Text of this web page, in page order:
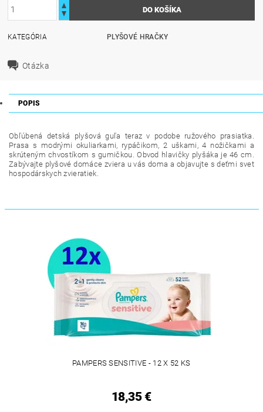
KATEGÓRIA PLYŠOVÉ HRAČKY
Otázka
POPIS
Obľúbená detská plyšová guľa teraz v podobe ružového prasiatka.
Prasa s modrými okuliarkami, rypáčikom, 2 uškami, 4 nožičkami a
skrúteným chvostíkom s gumičkou. Obvod hlavičky plyšáka je 46 cm.
Zabývajte plyšové domáce zviera u vás doma a objavujte s deťmi svet
hospodárskych zvieratiek.
PAMPERS SENSITIVE - 12 X 52 KS
18,35 €